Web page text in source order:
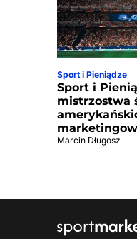
Sport i Pieniądze
Sport i
mistrzostwa
Marcin Długosz